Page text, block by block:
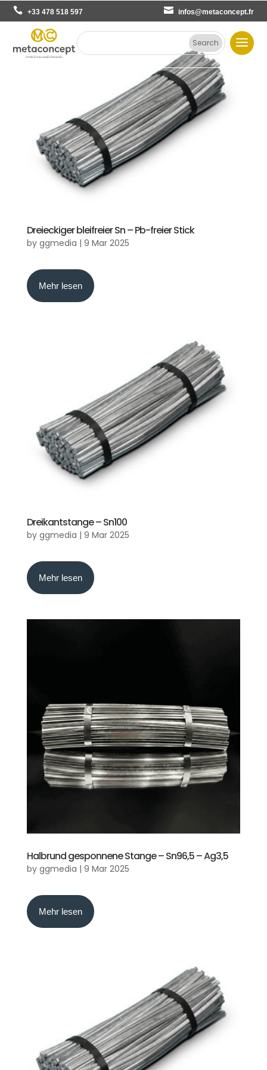
+33 478 518 597 infos@metaconcept.fr
Dreieckiger bleifreier Sn – Pb-freier Stick
by ggmedia | 9 Mar 2025
Mehr lesen
Dreikantstange – Sn100
by ggmedia | 9 Mar 2025
Mehr lesen
Halbrund gesponnene Stange – Sn96,5 – Ag3,5
by ggmedia | 9 Mar 2025
Mehr lesen